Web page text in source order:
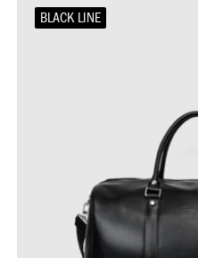
BLACK LINE